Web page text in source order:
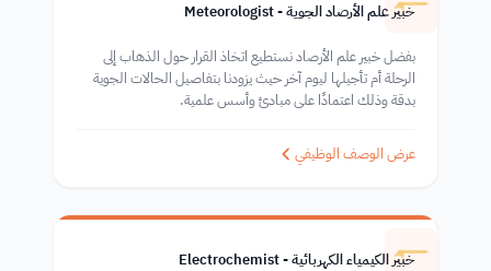
خبير علم الأرصاد الجوية - Meteorologist
بفضل خبير علم الأرصاد نستطيع اتخاذ القرار حول الذهاب إلى
الرحلة أم تأجيلها ليوم آخر حيث يزودنا بتفاصيل الحالات الجوية
بدقة وذلك اعتمادًا على مبادئ وأسس علمية.
عرض الوصف الوظيفي
خبير الكيمياء الكهربائية - Electrochemist